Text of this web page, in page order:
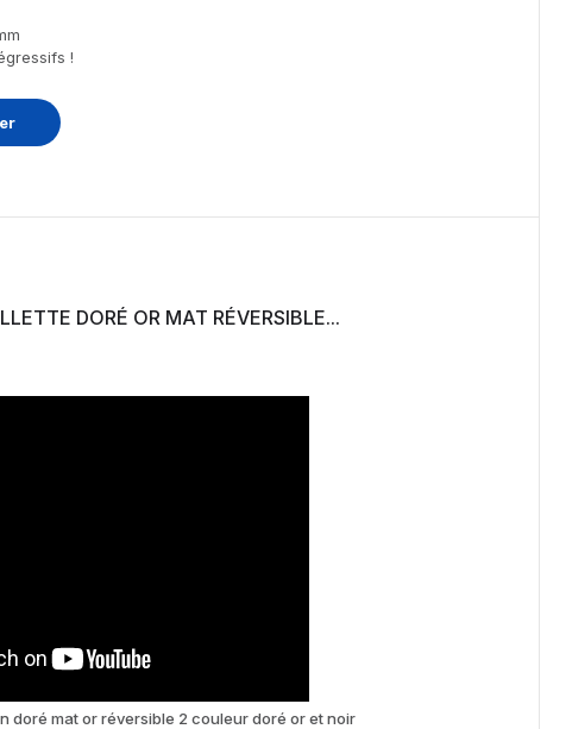
!
DORÉ OR MAT RÉVERSIBLE...
doré mat or réversible 2 couleur doré or et noir